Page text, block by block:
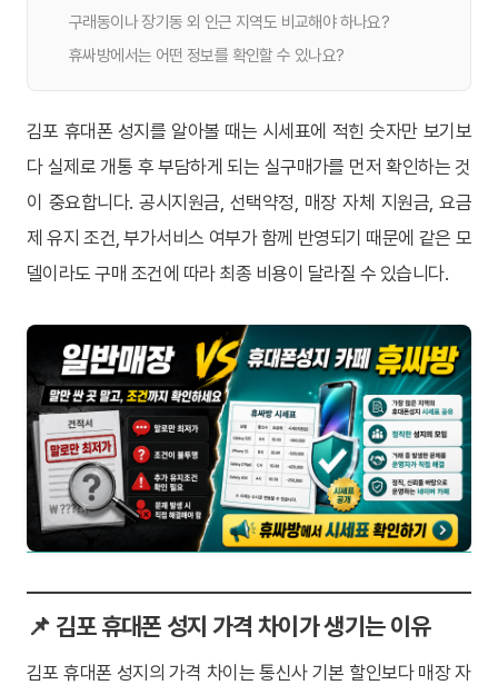
구래동이나 장기동 외 인근 지역도 비교해야 하나요?
휴싸방에서는 어떤 정보를 확인할 수 있나요?
김포 휴대폰 성지를 알아볼 때는 시세표에 적힌 숫자만 보기보
다 실제로 개통 후 부담하게 되는 실구매가를 먼저 확인하는 것
이 중요합니다. 공시지원금, 선택약정, 매장 자체 지원금, 요금
제 유지 조건, 부가서비스 여부가 함께 반영되기 때문에 같은 모
델이라도 구매 조건에 따라 최종 비용이 달라질 수 있습니다.
📌 김포 휴대폰 성지 가격 차이가 생기는 이유
김포 휴대폰 성지의 가격 차이는 통신사 기본 할인보다 매장 자